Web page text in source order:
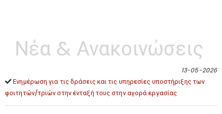
Νέα & Ανακοινώσεις
13-05-2026
Ενημέρωση για τις δράσεις και τις υπηρεσίες υποστήριξης των
φοιτητών/τριών στην ένταξή τους στην αγορά εργασίας